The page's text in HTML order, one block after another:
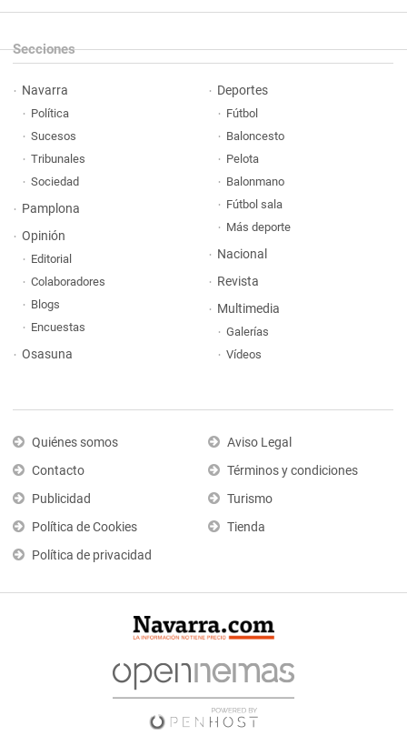
Secciones
Navarra
Política
Sucesos
Tribunales
Sociedad
Pamplona
Opinión
Editorial
Colaboradores
Blogs
Encuestas
Osasuna
Deportes
Fútbol
Baloncesto
Pelota
Balonmano
Fútbol sala
Más deporte
Nacional
Revista
Multimedia
Galerías
Vídeos
Quiénes somos
Contacto
Publicidad
Política de Cookies
Política de privacidad
Aviso Legal
Términos y condiciones
Turismo
Tienda